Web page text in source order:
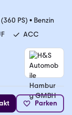
PS) • Benzin
ACC
Parken